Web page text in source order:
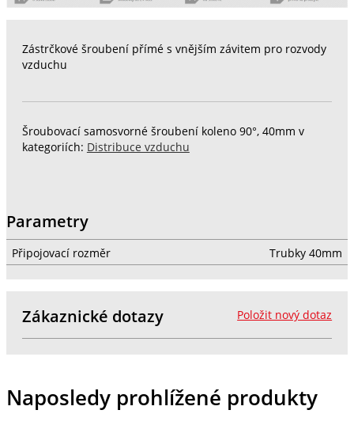
Zástrčkové šroubení přímé s vnějším závitem pro rozvody
vzduchu
Šroubovací samosvorné šroubení koleno 90°, 40mm v
kategoriích: Distribuce vzduchu
Parametry
Připojovací rozměr Trubky 40mm
Položit nový dotaz
Zákaznické dotazy
Naposledy prohlížené produkty